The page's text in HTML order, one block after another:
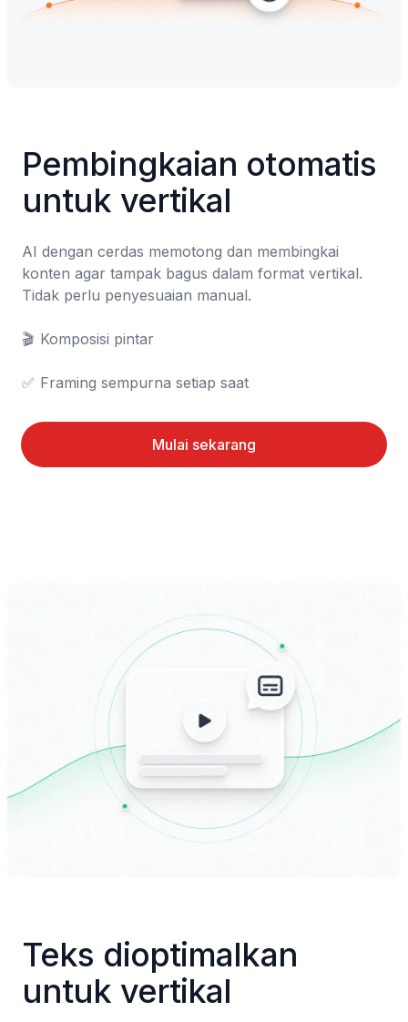
Pembingkaian otomatis
untuk vertikal
AI dengan cerdas memotong dan membingkai
konten agar tampak bagus dalam format vertikal.
Tidak perlu penyesuaian manual.
🎬	Komposisi pintar
✅	Framing sempurna setiap saat
Mulai sekarang
Teks dioptimalkan
untuk vertikal